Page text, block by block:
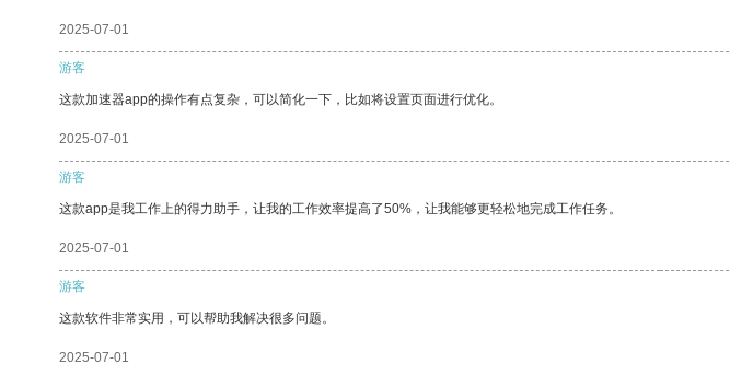
2025-07-01
游客
这款加速器app的操作有点复杂，可以简化一下，比如将设置页面进行优化。
2025-07-01
游客
这款app是我工作上的得力助手，让我的工作效率提高了50%，让我能够更轻松地完成工作任务。
2025-07-01
游客
这款软件非常实用，可以帮助我解决很多问题。
2025-07-01